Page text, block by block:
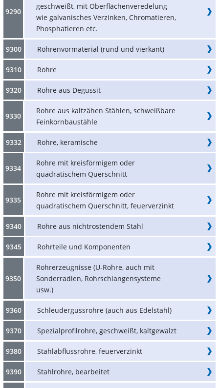
9290
geschweißt, mit Oberflächenveredelung
wie galvanisches Verzinken, Chromatieren,
Phosphatieren etc.
9300 Röhrenvormaterial (rund und vierkant)
9310 Rohre
9320 Rohre aus Degussit
9330
Rohre aus kaltzähen Stählen, schweißbare
Feinkornbaustähle
9332 Rohre, keramische
9334
Rohre mit kreisförmigem oder
quadratischem Querschnitt
9335
Rohre mit kreisförmigem oder
quadratischem Querschnitt, feuerverzinkt
9340 Rohre aus nichtrostendem Stahl
9345 Rohrteile und Komponenten
9350
Rohrerzeugnisse (U-Rohre, auch mit
Sonderradien, Rohrschlangensysteme
usw.)
9360 Schleudergussrohre (auch aus Edelstahl)
9370 Spezialprofilrohre, geschweißt, kaltgewalzt
9380 Stahlabflussrohre, feuerverzinkt
9390 Stahlrohre, bearbeitet